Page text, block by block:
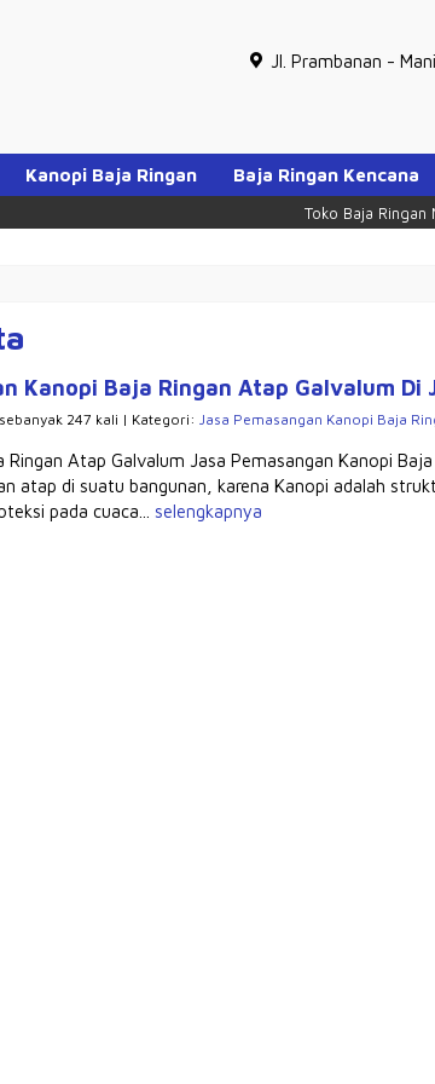
Jl. Prambanan -
Kanopi Baja Ringan Baja Ringan Kencana
Toko Baja Ringan
Kanopi Baja Ringan Atap Galvalum Di
247 kali | Kategori: Jasa Pemasangan Kanopi Baja
Atap Galvalum Jasa Pemasangan Kanopi
atap di suatu bangunan, karena Kanopi adalah
pada cuaca... selengkapnya